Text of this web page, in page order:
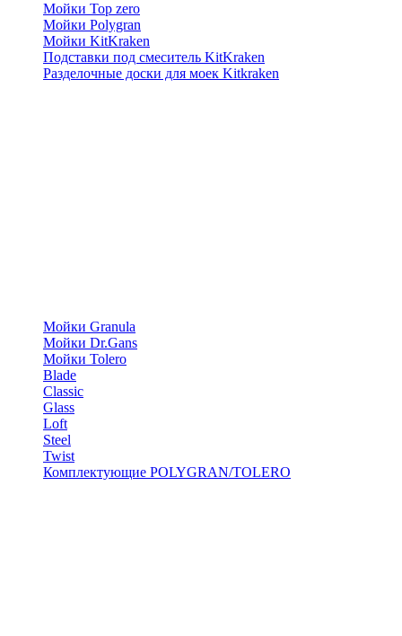
Мойки Top zero
Мойки Polygran
Мойки KitKraken
Подставки под смеситель KitKraken
Разделочные доски для моек Kitkraken
Мойки Granula
Мойки Dr.Gans
Мойки Tolero
Blade
Classic
Glass
Loft
Steel
Twist
Комплектующие POLYGRAN/TOLERO